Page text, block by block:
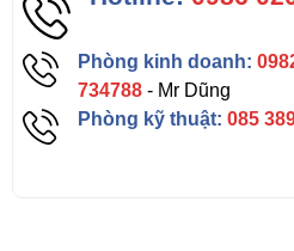
Phòng kinh doanh:
734788 - Mr Dũng
Phòng kỹ thuật:085